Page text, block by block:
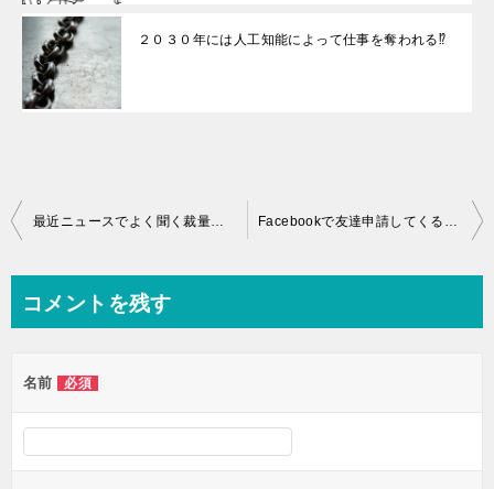
２０３０年には人工知能によって仕事を奪われる⁉
投
ビ
ー
シ
最近ニュースでよく聞く裁量労働制って何のこと？ Facebookで友達申請してくる外国人はあやしい奴だらけ？詐欺師に注意！
コメントを残す
名前 必須